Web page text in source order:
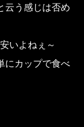
云う感じは否め
いよねぇ～
にカップで食べ